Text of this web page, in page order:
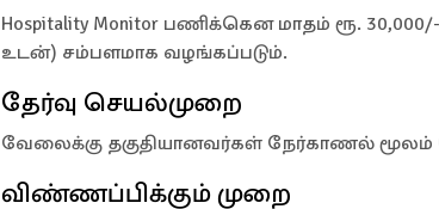
Hospitality Monitor பணிக்கென மாதம் ரூ. 30,000/-
உடன்) சம்பளமாக வழங்கப்படும்.
தேர்வு செயல்முறை
வேலைக்கு தகுதியானவர்கள் நேர்காணல் மூலம்
விண்ணப்பிக்கும் முறை